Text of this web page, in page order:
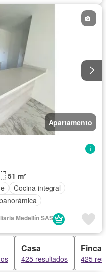
Apartamento
51 m²
Cocina integral
Medellín SAS
Casa
425 resultados
Finca
425